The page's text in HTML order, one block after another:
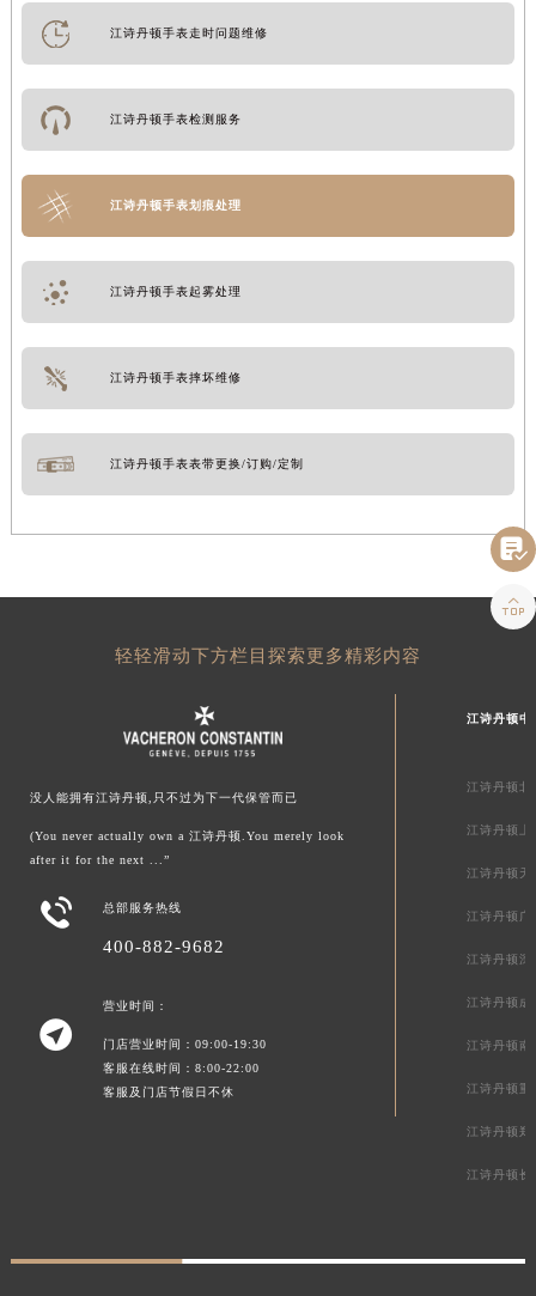
江诗丹顿手表走时问题维修
江诗丹顿手表检测服务
江诗丹顿手表划痕处理
江诗丹顿手表起雾处理
江诗丹顿手表摔坏维修
江诗丹顿手表表带更换/订购/定制
轻轻滑动下方栏目探索更多精彩内容
没人能拥有江诗丹顿,只不过为下一代保管而已
(You never actually own a 江诗丹顿.You merely look
after it for the next ...”
 总部服务热线
400-882-9682

营业时间：
门店营业时间：09:00-19:30
客服在线时间：8:00-22:00
客服及门店节假日不休
江诗丹顿中
江诗丹顿北
江诗丹顿上
江诗丹顿天
江诗丹顿广
江诗丹顿深
江诗丹顿成
江诗丹顿南
江诗丹顿重
江诗丹顿郑
江诗丹顿长

